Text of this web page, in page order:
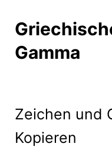
Gamma
Zeichen und
Kopieren